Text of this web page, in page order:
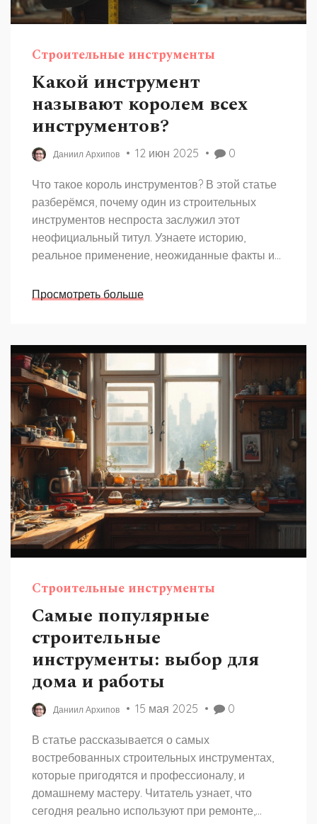
Строительные инструменты
Какой инструмент
называют королем всех
инструментов?
Даниил Архипов 12 июн 2025 0
Что такое король инструментов? В этой статье
разберёмся, почему один из строительных
инструментов неспроста заслужил этот
неофициальный титул. Узнаете историю,
реальное применение, неожиданные факты и
понятный язык, никакой воды. Будет интересно
Просмотреть больше
Строительные инструменты
Самые популярные
строительные
инструменты: выбор для
дома и работы
Даниил Архипов 15 мая 2025 0
В статье рассказывается о самых
востребованных строительных инструментах,
которые пригодятся и профессионалу, и
домашнему мастеру. Читатель узнает, что
сегодня реально используют при ремонте,